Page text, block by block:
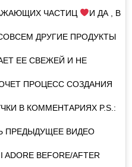
ЧАСТИЦ И ДА , В
ДРУГИЕ ПРОДУКТЫ
ЕЕ СВЕЖЕЙ И НЕ
ПРОЦЕСС СОЗДАНИЯ
В КОММЕНТАРИЯХ P.S.:
ПРЕДЫДУЩЕЕ ВИДЕО
ADORE BEFORE/AFTER